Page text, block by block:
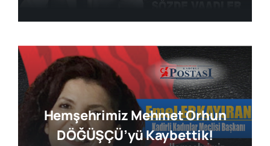
Hemşehrimiz Mehmet Orhun
DÖĞÜŞÇÜ’yü Kaybettik!